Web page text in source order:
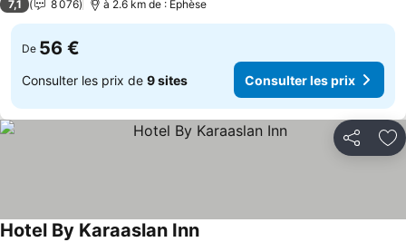
7,1 8 076 à 2.6 km de : Ephèse
De 56 €
Consulter les prix de 9 sites Consulter les prix
Partager
Hotel By Karaaslan Inn